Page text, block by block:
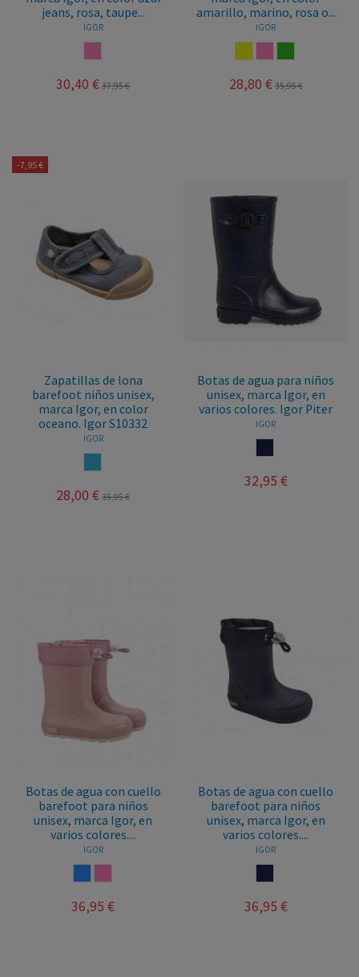
jeans, rosa, taupe...
IGOR
30,40 € 37,95 €
amarillo, marino, rosa o...
IGOR
28,80 € 35,95 €
-7,95 €
Zapatillas de lona
barefoot niños unisex,
marca Igor, en color
oceano. Igor S10332
IGOR
28,00 € 35,95 €
Botas de agua para niños
unisex, marca Igor, en
varios colores. Igor Piter
IGOR
32,95 €
Botas de agua con cuello
barefoot para niños
unisex, marca Igor, en
varios colores....
IGOR
36,95 €
Botas de agua con cuello
barefoot para niños
unisex, marca Igor, en
varios colores....
IGOR
36,95 €